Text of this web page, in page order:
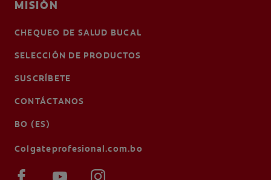
MISIÓN
CHEQUEO DE SALUD BUCAL
SELECCIÓN DE PRODUCTOS
SUSCRÍBETE
CONTÁCTANOS
BO (ES)
Colgateprofesional.com.bo